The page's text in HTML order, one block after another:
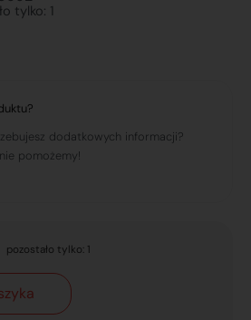
tylko: 1
dodatkowych informacji?
pomożemy!
pozostało tylko: 1